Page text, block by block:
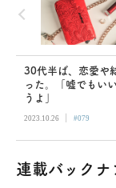
30代半ば、恋愛や
った。「嘘でもい
うよ」
2023.10.26 | #079
連載バックナ